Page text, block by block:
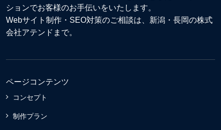
ションでお客様のお手伝いをいたします。
Webサイト制作 ・ SEO対策のご相談は、新潟・長岡の株式
会社アテンドまで。
ページコンテンツ
コンセプト
制作プラン